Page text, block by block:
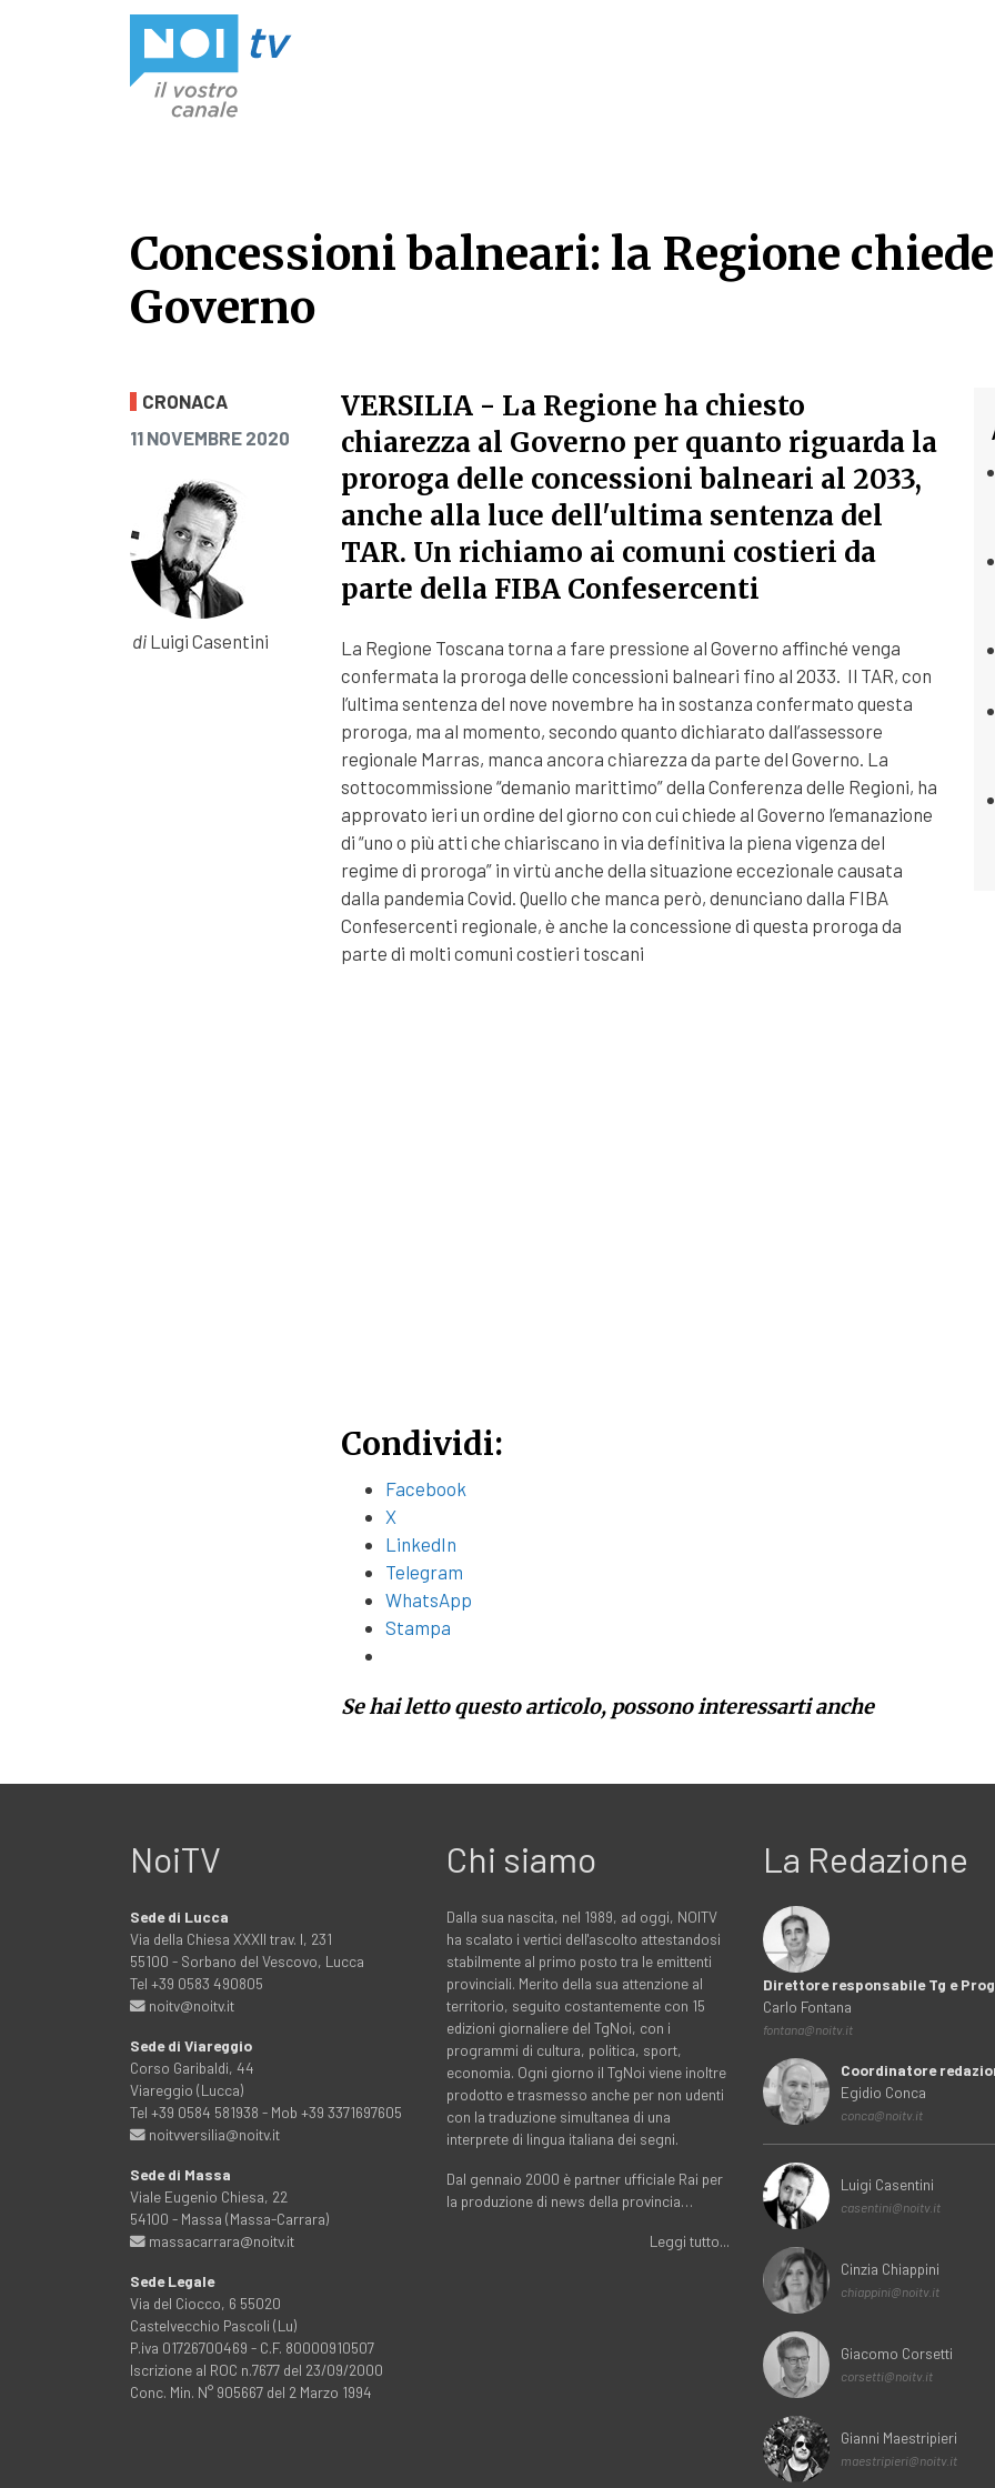
Concessioni balneari: la Regione
Governo
Concessioni balneari: la Regione
CRONACA
PUBBLICATO IL
11 NOVEMBRE 2020
diLuigi Casentini
VERSILIA - La Regione ha chiesto
chiarezza al Governo per quanto riguarda la
proroga delle concessioni balneari al 2033,
anche alla luce dell'ultima sentenza del
TAR. Un richiamo ai comuni costieri da
parte della FIBA Confesercenti
La Regione Toscana torna a fare pressione al Governo affinché venga
confermata la proroga delle concessioni balneari fino al 2033. Il TAR, con
l’ultima sentenza del nove novembre ha in sostanza confermato questa
proroga, ma al momento, secondo quanto dichiarato dall’assessore
regionale Marras, manca ancora chiarezza da parte del Governo. La
sottocommissione “demanio marittimo” della Conferenza delle Regioni, ha
approvato ieri un ordine del giorno con cui chiede al Governo l’emanazione
di “uno o più atti che chiariscano in via definitiva la piena vigenza del
regime di proroga” in virtù anche della situazione eccezionale causata
dalla pandemia Covid. Quello che manca però, denunciano dalla FIBA
Confesercenti regionale, è anche la concessione di questa proroga da
parte di molti comuni costieri toscani
Condividi:
Facebook
X
LinkedIn
Telegram
WhatsApp
Stampa
Se hai letto questo articolo, possono interessarti anche
NoiTV
Sede di Lucca
Via della Chiesa XXXII trav. I, 231
55100 - Sorbano del Vescovo, Lucca
Tel +39 0583 490805
noitv@noitv.it
Sede di Viareggio
Corso Garibaldi, 44
Viareggio (Lucca)
Tel +39 0584 581938 - Mob +39 3371697605
noitvversilia@noitv.it
Sede di Massa
Viale Eugenio Chiesa, 22
54100 - Massa (Massa-Carrara)
massacarrara@noitv.it
Sede Legale
Via del Ciocco, 6 55020
Castelvecchio Pascoli (Lu)
P.iva 01726700469 - C.F. 80000910507
Iscrizione al ROC n.7677 del 23/09/2000
Conc. Min. N° 905667 del 2 Marzo 1994
Chi siamo
Dalla sua nascita, nel 1989, ad oggi, NOITV
ha scalato i vertici dell'ascolto attestandosi
stabilmente al primo posto tra le emittenti
provinciali. Merito della sua attenzione al
territorio, seguito costantemente con 15
edizioni giornaliere del TgNoi, con i
programmi di cultura, politica, sport,
economia. Ogni giorno il TgNoi viene inoltre
prodotto e trasmesso anche per non udenti
con la traduzione simultanea di una
interprete di lingua italiana dei segni.
Dal gennaio 2000 è partner ufficiale Rai per
la produzione di news della provincia…
Leggi tutto...
La Redazione
Direttore responsabile Tg e
Carlo Fontana
fontana@noitv.it
Coordinatore
Egidio Conca
conca@noitv.it
Luigi Casentini
casentini@noitv.it
Cinzia Chiappini
chiappini@noitv.it
Giacomo Corsetti
corsetti@noitv.it
Gianni Maestripieri
maestripieri@noitv.it